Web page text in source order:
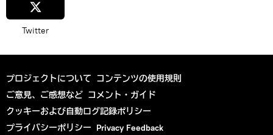
Twitter
プロジェクトについて コンテンツの使用規則
ご意見、ご感想など コメント・ガイド
クッキーおよび自動ログ記録ポリシー
プライバシーポリシー Privacy Feedback